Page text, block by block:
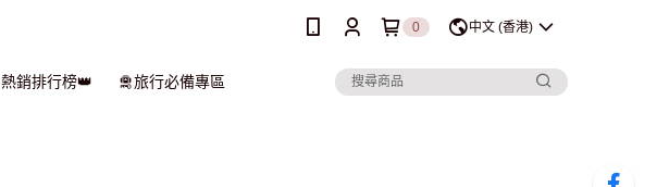
0 中文 (香港)
熱銷排行榜👑 🛅旅行必備專區